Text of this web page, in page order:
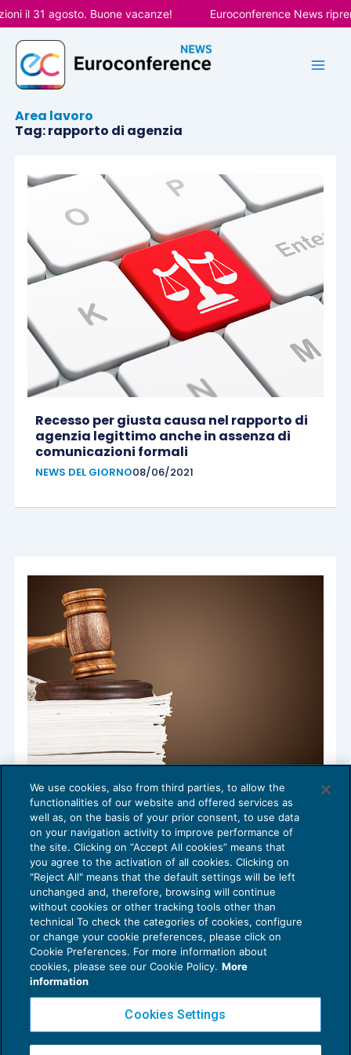
Vai
al
contenuto
il 31 agosto. Buone vacanze! Euroconference News
Area lavoro
Tag: rapporto di agenzia
Recesso per giusta causa nel rapporto di
agenzia legittimo anche in assenza di
comunicazioni formali
NEWS DEL GIORNO08/06/2021
Riqualificazione rapporto di agenzia in
caso di assenza del rischio d’impresa
NEWS DEL GIORNO26/03/2018
Privacy Policy
Cookie Policy
Copyright 2016 ©Gruppo Euroconference S.p.A.v2.32.4
We use cookies, also from third parties, to allow the
functionalities of our website and offered services as
well as, on the basis of your prior consent, to use data
on your navigation activity to improve performance of
the site. Clicking on “Accept All cookies” means that
you agree to the activation of all cookies. Clicking on
"Reject All" means that the default settings will be left
unchanged and, therefore, browsing will continue
without cookies or other tracking tools other than
technical To check the categories of cookies, configure
or change your cookie preferences, please click on
Cookie Preferences. For more information about
cookies, please see our Cookie Policy. More
information
Cookies Settings